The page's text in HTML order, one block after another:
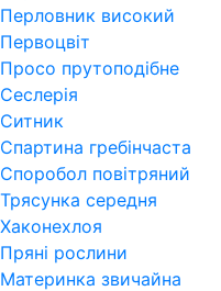
Перловник високий
Первоцвіт
Просо прутоподібне
Сеслерія
Ситник
Спартина гребінчаста
Споробол повітряний
Трясунка середня
Хаконехлоя
Пряні рослини
Материнка звичайна